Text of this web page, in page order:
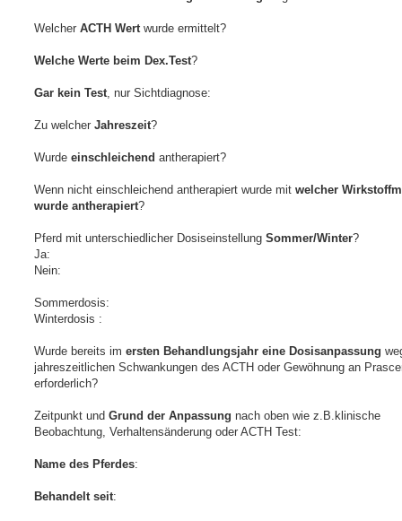
Welcher ACTH Wertwurde ermittelt?
Welche Werte beim Dex.Test?
Gar kein Test, nur Sichtdiagnose:
Zu welcher Jahreszeit?
Wurde einschleichend antherapiert?
Wenn nicht einschleichend antherapiert wurde mit welcher
wurde antherapiert?
Pferd mit unterschiedlicher Dosiseinstellung Sommer/Winter?
Ja:
Nein:
Sommerdosis:
Winterdosis :
Wurde bereits im ersten Behandlungsjahr eine Dosisanpassung
jahreszeitlichen Schwankungen des ACTH oder Gewöhnung an
erforderlich?
Zeitpunkt und Grund der Anpassung nach oben wie z.B.klinische
Beobachtung, Verhaltensänderung oder ACTH Test:
Name des Pferdes:
Behandelt seit: